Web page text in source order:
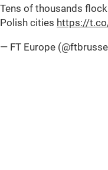
Tens of thousands
Polish cities https://
— FT Europe